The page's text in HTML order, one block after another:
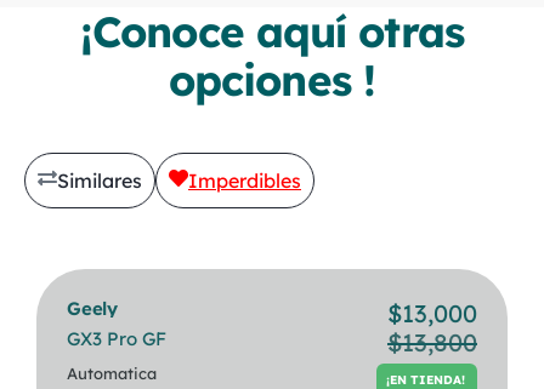
¡Conoce aquí otras
opciones !
Similares Imperdibles
Geely
GX3 Pro GF
Automatica
$13,800
$13,000
¡EN TIENDA!
Bmw
320i Berlina
Automatica
$30,500
PREVIA CITA